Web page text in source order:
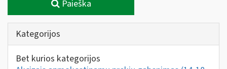
Paieška
Kategorijos
Bet kurios kategorijos